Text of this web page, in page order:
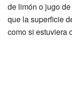
de limón o jugo
que la superficie
como si estuviera